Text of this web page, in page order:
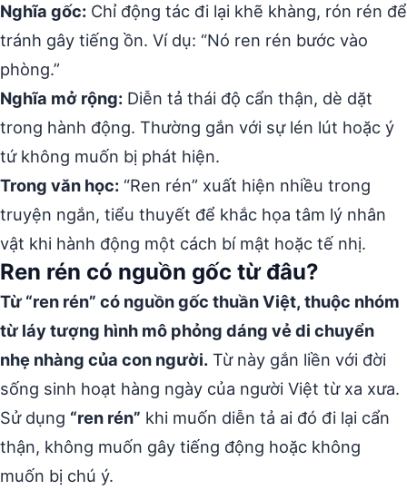
Nghĩa gốc: Chỉ động tác đi lại khẽ khàng, rón rén để
tránh gây tiếng ồn. Ví dụ: “Nó ren rén bước vào
phòng.”
Nghĩa mở rộng: Diễn tả thái độ cẩn thận, dè dặt
trong hành động. Thường gắn với sự lén lút hoặc ý
tứ không muốn bị phát hiện.
Trong văn học: “Ren rén” xuất hiện nhiều trong
truyện ngắn, tiểu thuyết để khắc họa tâm lý nhân
vật khi hành động một cách bí mật hoặc tế nhị.
Ren rén có nguồn gốc từ đâu?
Từ “ren rén” có nguồn gốc thuần Việt, thuộc nhóm
từ láy tượng hình mô phỏng dáng vẻ di chuyển
nhẹ nhàng của con người. Từ này gắn liền với đời
sống sinh hoạt hàng ngày của người Việt từ xa xưa.
Sử dụng “ren rén” khi muốn diễn tả ai đó đi lại cẩn
thận, không muốn gây tiếng động hoặc không
muốn bị chú ý.